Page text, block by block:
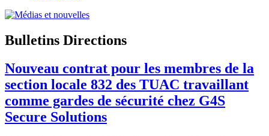
Bulletins Directions
Nouveau contrat pour les membres de la
section locale 832 des TUAC travaillant
comme gardes de sécurité chez G4S
Secure Solutions